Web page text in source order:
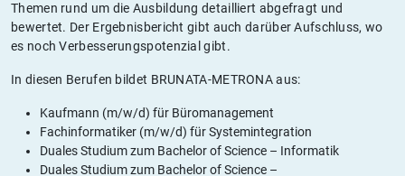
Themen rund um die Ausbildung detailliert abgefragt und
bewertet. Der Ergebnisbericht gibt auch darüber Aufschluss, wo
es noch Verbesserungspotenzial gibt.
In diesen Berufen bildet BRUNATA-METRONA aus:
Kaufmann (m/w/d) für Büromanagement
Fachinformatiker (m/w/d) für Systemintegration
Duales Studium zum Bachelor of Science – Informatik
Duales Studium zum Bachelor of Science –